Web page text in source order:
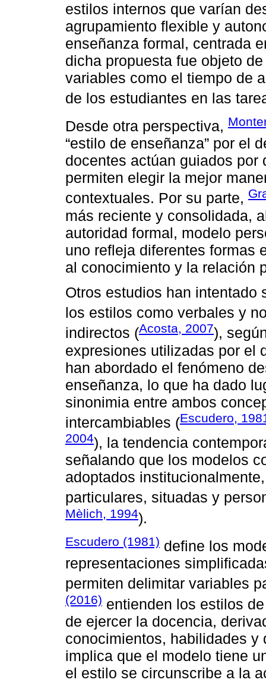
estilos internos que varían
agrupamiento flexible y
enseñanza formal, centrada
dicha propuesta fue objeto
variables como el tiempo de
de los estudiantes en las
Desde otra perspectiva,
“estilo de enseñanza” por el
docentes actúan guiados
permiten elegir la mejor
contextuales. Por su parte,
más reciente y consolidada,
autoridad formal, modelo
uno refleja diferentes formas
al conocimiento y la relación
Otros estudios han
los estilos como verbales y
indirectos (Acosta, 2007),
expresiones utilizadas por el
han abordado el fenómeno
enseñanza, lo que ha dado
sinonimia entre ambos
intercambiables (Escudero,
2004), la tendencia
señalando que los modelos
adoptados
particulares, situadas y
Mèlich, 1994).
Escudero (1981) define los
representaciones
permiten delimitar variables
(2016) entienden los estilos
de ejercer la docencia,
conocimientos, habilidades
implica que el modelo tiene
el estilo se circunscribe a la